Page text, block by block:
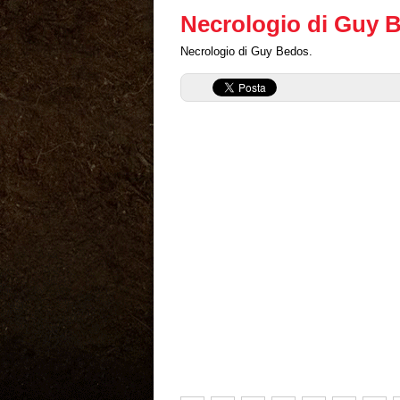
Necrologio di Guy
Necrologio di Guy Bedos.